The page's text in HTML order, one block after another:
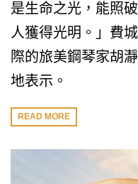
是生命之光，能照
人獲得光明。」費
際的旅美鋼琴家胡
地表示。
READ MORE